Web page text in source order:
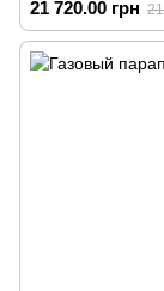
21 720.00 грн